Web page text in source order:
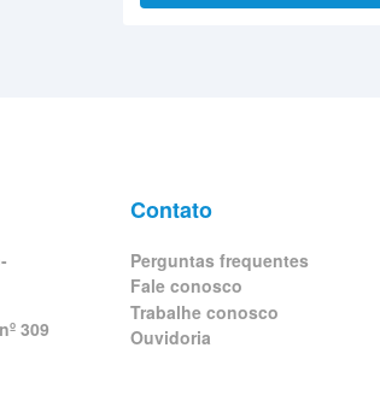
309
Contato
Perguntas frequentes
Fale conosco
Trabalhe conosco
Ouvidoria